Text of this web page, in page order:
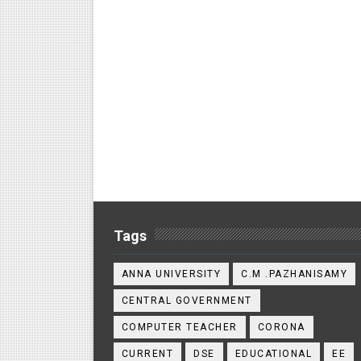
Tags
ANNA UNIVERSITY C.M .PAZHANISAMY
CENTRAL GOVERNMENT
COMPUTER TEACHER CORONA
CURRENT DSE EDUCATIONAL EE